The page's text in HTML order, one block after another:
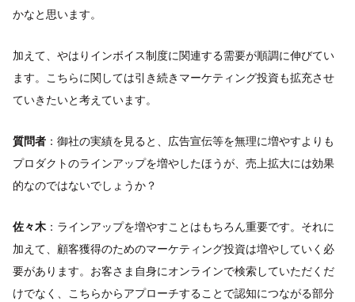
かなと思います。
加えて、やはりインボイス制度に関連する需要が順調に伸びてい
ます。こちらに関しては引き続きマーケティング投資も拡充させ
ていきたいと考えています。
質問者 ：御社の実績を見ると、広告宣伝等を無理に増やすよりも
プロダクトのラインアップを増やしたほうが、売上拡大には効果
的なのではないでしょうか？
佐々木 ：ラインアップを増やすことはもちろん重要です。それに
加えて、顧客獲得のためのマーケティング投資は増やしていく必
要があります。お客さま自身にオンラインで検索していただくだ
けでなく、こちらからアプローチすることで認知につながる部分